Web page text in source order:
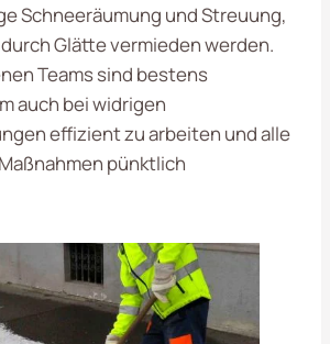
Schneeräumung und Streuung,
Glätte vermieden werden.
Teams sind bestens
auch bei widrigen
effizient zu arbeiten und alle
pünktlich